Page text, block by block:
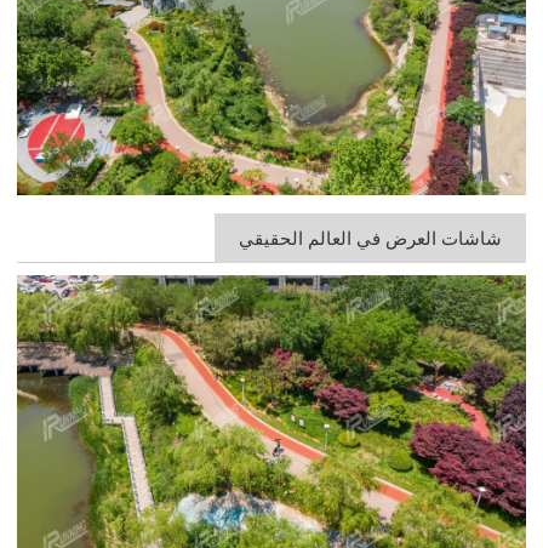
شاشات العرض في العالم الحقيقي